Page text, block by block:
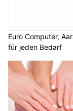
Euro Computer,
für jeden Bedarf